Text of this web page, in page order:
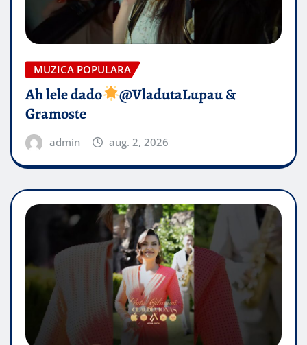
MUZICA POPULARA
Ah lele dado​
@VladutaLupau &
Gramoste
admin aug. 2, 2026